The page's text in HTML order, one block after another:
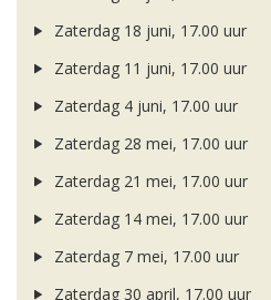
Zaterdag 18 juni, 17.00 uur
Zaterdag 11 juni, 17.00 uur
Zaterdag 4 juni, 17.00 uur
Zaterdag 28 mei, 17.00 uur
Zaterdag 21 mei, 17.00 uur
Zaterdag 14 mei, 17.00 uur
Zaterdag 7 mei, 17.00 uur
Zaterdag 30 april, 17.00 uur